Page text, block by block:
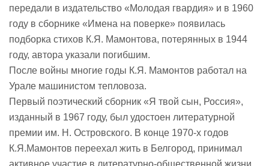
передали в издательство «Молодая гвардия» и в 1960
году в сборнике «Имена на поверке» появилась
подборка стихов К.Я. Мамонтова, потерянных в 1944
году, автора указали погибшим.
После войны многие годы К.Я. Мамонтов работал на
Урале машинистом тепловоза.
Первый поэтический сборник «Я твой сын, Россия»,
изданный в 1967 году, был удостоен литературной
премии им. Н. Островского. В конце 1970-х годов
К.Я.Мамонтов переехал жить в Белгород, принимал
активное участие в литературно-общественной жизни